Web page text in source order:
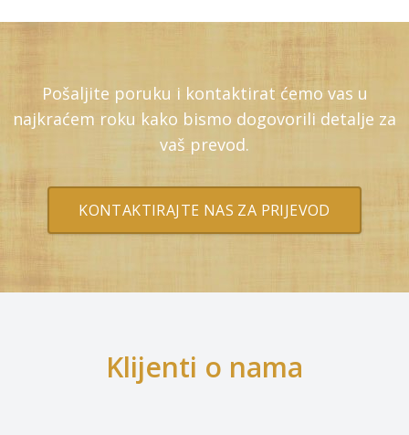
Pošaljite poruku i kontaktirat ćemo vas u
najkraćem roku kako bismo dogovorili detalje za
vaš prevod.
KONTAKTIRAJTE NAS ZA PRIJEVOD
Klijenti o nama